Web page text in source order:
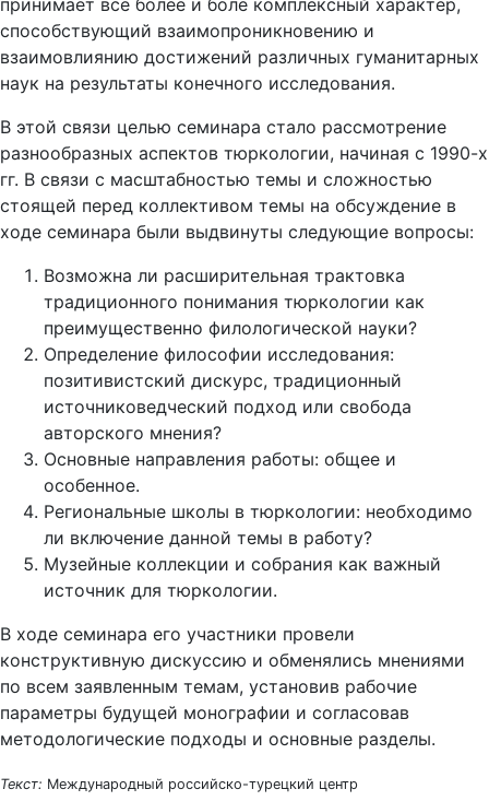
принимает все более и боле комплексный характер,
способствующий взаимопроникновению и
взаимовлиянию достижений различных гуманитарных
наук на результаты конечного исследования.
В этой связи целью семинара стало рассмотрение
разнообразных аспектов тюркологии, начиная с 1990-х
гг. В связи с масштабностью темы и сложностью
стоящей перед коллективом темы на обсуждение в
ходе семинара были выдвинуты следующие вопросы:
Возможна ли расширительная трактовка
традиционного понимания тюркологии как
преимущественно филологической науки?
Определение философии исследования:
позитивистский дискурс, традиционный
источниковедческий подход или свобода
авторского мнения?
Основные направления работы: общее и
особенное.
Региональные школы в тюркологии: необходимо
ли включение данной темы в работу?
Музейные коллекции и собрания как важный
источник для тюркологии.
В ходе семинара его участники провели
конструктивную дискуссию и обменялись мнениями
по всем заявленным темам, установив рабочие
параметры будущей монографии и согласовав
методологические подходы и основные разделы.
Текст: Международный российско-турецкий центр